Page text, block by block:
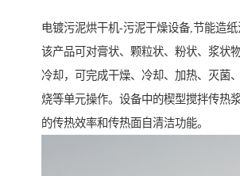
电镀污泥烘干机-污泥干燥设备,节能造
该产品可对膏状、颗粒状、粉状、浆状
冷却，可完成干燥、冷却、加热、灭菌
烧等单元操作。设备中的楔型搅拌传热
的传热效率和传热面自清洁功能。